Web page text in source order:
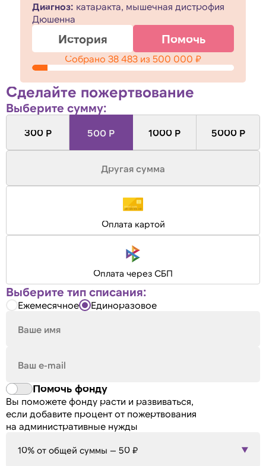
Диагноз: катаракта, мышечная дистрофия
Дюшенна
История Помочь
Собрано 38 483 из 500 000 ₽
Сделайте пожертвование
Выберите сумму:
300 Р 500 Р 1000 Р 5000 Р
Оплата картой
Оплата через СБП
Выберите тип списания:
Ежемесячное Единоразовое
Помочь фонду
Вы поможете фонду расти и развиваться,
если добавите процент от пожертвования
на административные нужды
10% от общей суммы — 50 ₽